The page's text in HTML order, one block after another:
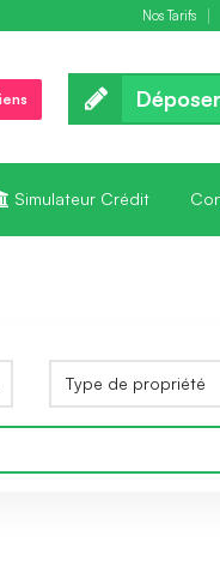
Nos Tarifs
Simulateur Crédit